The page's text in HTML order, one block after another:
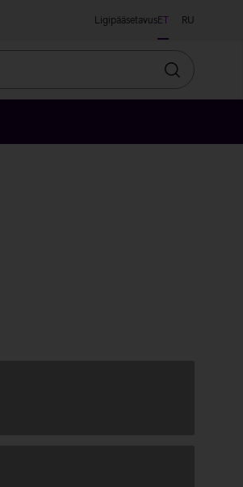
LigipääsetavusET RU
Otsin